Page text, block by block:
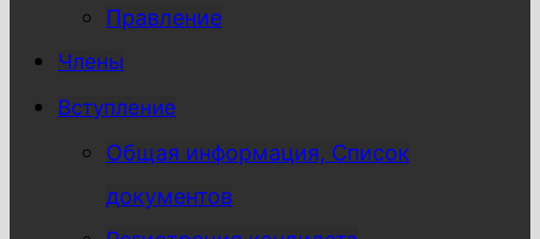
Правление
Члены
Вступление
Общая информация, Список
документов